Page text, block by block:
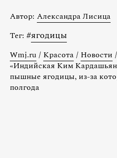
Автор: Александра Лисица
Тег: #ягодицы
Wmj.ru / Красота / Новости /
«Индийская Ким
пышные ягодицы, из-за
полгода